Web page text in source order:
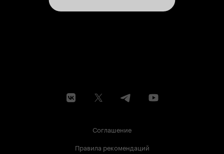
Соглашение
Правила рекомендаций